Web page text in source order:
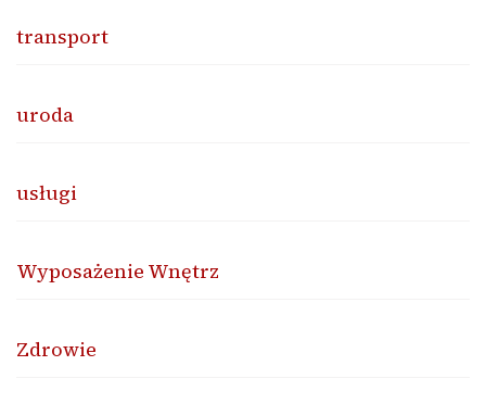
transport
uroda
usługi
Wyposażenie Wnętrz
Zdrowie